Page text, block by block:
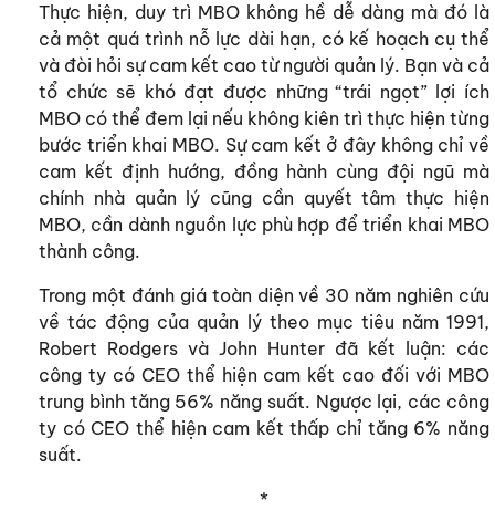
Thực hiện, duy trì MBO không hề dễ dàng mà đó là
cả một quá trình nỗ lực dài hạn, có kế hoạch cụ thể
và đòi hỏi sự cam kết cao từ người quản lý. Bạn và cả
tổ chức sẽ khó đạt được những “trái ngọt” lợi ích
MBO có thể đem lại nếu không kiên trì thực hiện từng
bước triển khai MBO. Sự cam kết ở đây không chỉ về
cam kết định hướng, đồng hành cùng đội ngũ mà
chính nhà quản lý cũng cần quyết tâm thực hiện
MBO, cần dành nguồn lực phù hợp để triển khai MBO
thành công.
Trong một đánh giá toàn diện về 30 năm nghiên cứu
về tác động của quản lý theo mục tiêu năm 1991,
Robert Rodgers và John Hunter đã kết luận: các
công ty có CEO thể hiện cam kết cao đối với MBO
trung bình tăng 56% năng suất. Ngược lại, các công
ty có CEO thể hiện cam kết thấp chỉ tăng 6% năng
suất.
*